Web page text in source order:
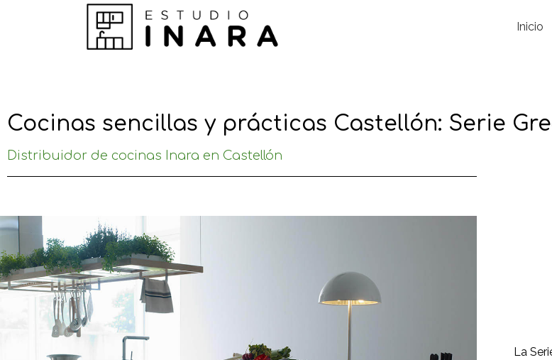
Inicio
Cocinas sencillas y prácticas Castellón: Serie
Distribuidor de cocinas Inara en Castellón
La